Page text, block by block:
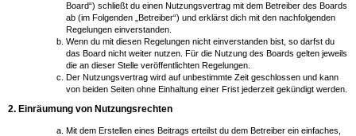
Board“) schließt du einen Nutzungsvertrag mit dem Betreiber des Boards
ab (im Folgenden „Betreiber“) und erklärst dich mit den nachfolgenden
Regelungen einverstanden.
Wenn du mit diesen Regelungen nicht einverstanden bist, so darfst du
das Board nicht weiter nutzen. Für die Nutzung des Boards gelten jeweils
die an dieser Stelle veröffentlichten Regelungen.
Der Nutzungsvertrag wird auf unbestimmte Zeit geschlossen und kann
von beiden Seiten ohne Einhaltung einer Frist jederzeit gekündigt werden.
2. Einräumung von Nutzungsrechten
Mit dem Erstellen eines Beitrags erteilst du dem Betreiber ein einfaches,